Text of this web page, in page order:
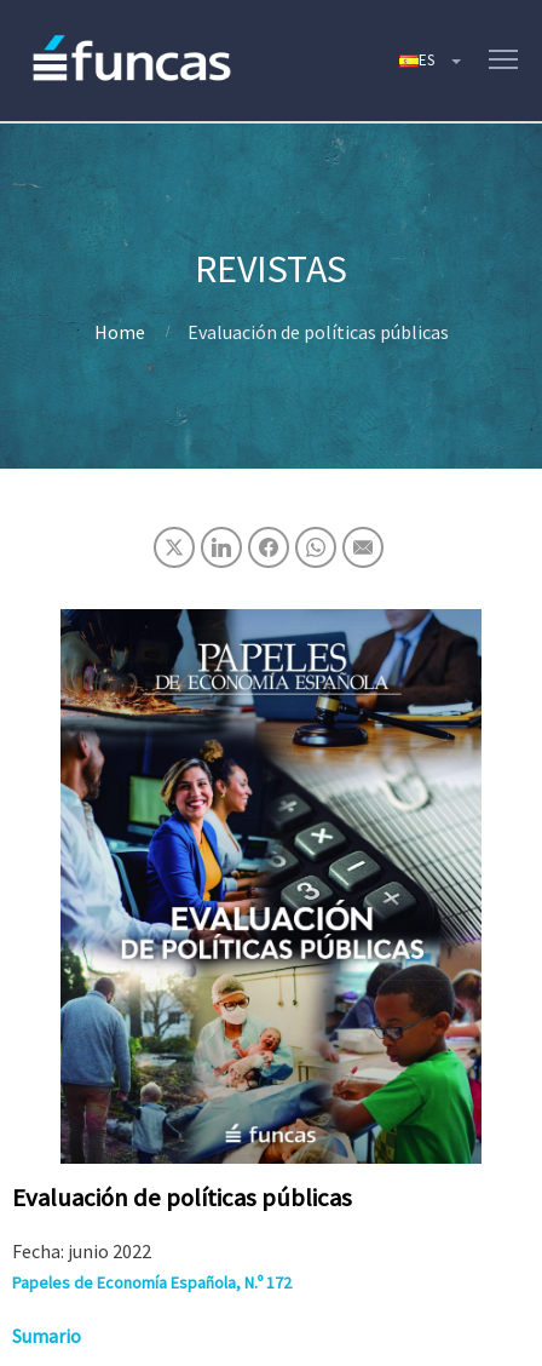
Home Evaluación de políticas públicas
Evaluación de políticas públicas
Fecha: junio 2022
Papeles de Economía Española, N.º 172
Sumario